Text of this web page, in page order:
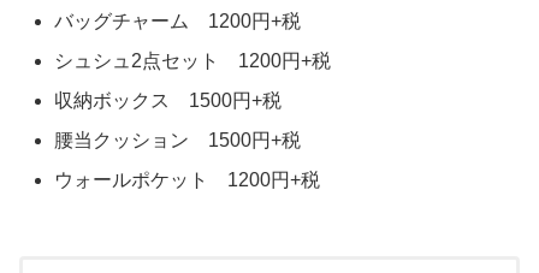
バッグチャーム 1200円+税
シュシュ2点セット 1200円+税
収納ボックス 1500円+税
腰当クッション 1500円+税
ウォールポケット 1200円+税